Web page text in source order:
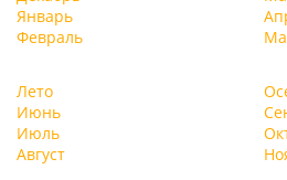
Январь
Февраль
Лето
Июнь
Июль
Август